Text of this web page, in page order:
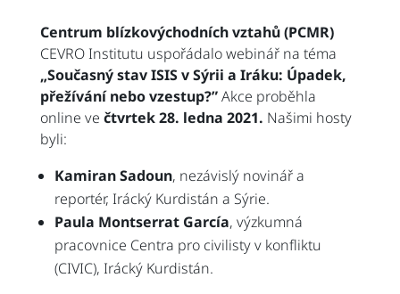
Centrum blízkovýchodních vztahů (PCMR)
CEVRO Institutu uspořádalo webinář na téma
„Současný stav ISIS v Sýrii a Iráku: Úpadek,
přežívání nebo vzestup?”Akce proběhla
online ve čtvrtek28. ledna 2021. Našimi hosty
byli:
Kamiran Sadoun, nezávislý novinář a
reportér, Irácký Kurdistán a Sýrie.
Paula Montserrat García, výzkumná
pracovnice Centra pro civilisty v konfliktu
(CIVIC), Irácký Kurdistán.